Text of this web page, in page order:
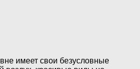
имеет свои безусловные